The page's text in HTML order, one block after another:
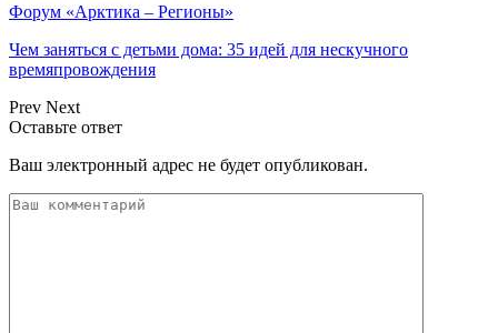
Форум «Арктика – Регионы»
Чем заняться с детьми дома: 35 идей для нескучного
времяпровождения
Prev Next
Оставьте ответ
Ваш электронный адрес не будет опубликован.